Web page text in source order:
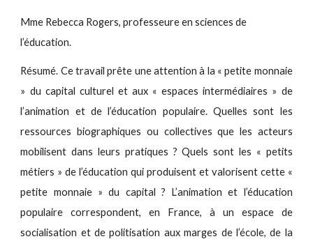
Mme Rebecca Rogers, professeure en sciences de
l’éducation.
Résumé. Ce travail prête une attention à la « petite monnaie
» du capital culturel et aux « espaces intermédiaires » de
l’animation et de l’éducation populaire. Quelles sont les
ressources biographiques ou collectives que les acteurs
mobilisent dans leurs pratiques ? Quels sont les « petits
métiers » de l’éducation qui produisent et valorisent cette «
petite monnaie » du capital ? L’animation et l’éducation
populaire correspondent, en France, à un espace de
socialisation et de politisation aux marges de l’école, de la